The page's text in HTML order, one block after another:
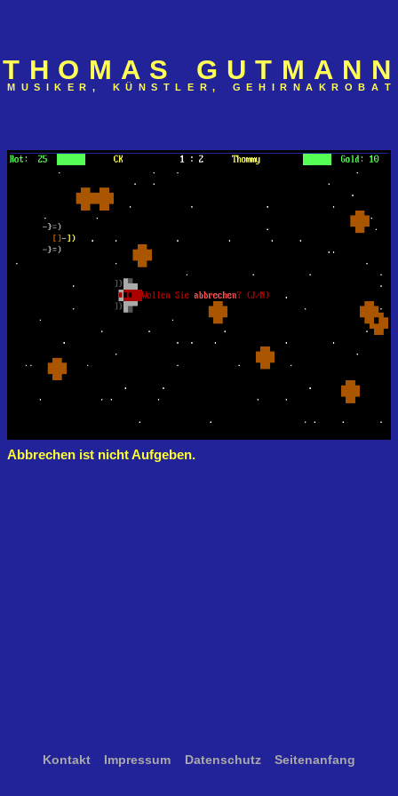
T H O M A S G U T M A N N
M U S K E R , K Ü N S T L E R , G E H R N A K R O B A T
Abbrechen ist nicht Aufgeben.
Kontakt Impressum Datenschutz Seitenanfang